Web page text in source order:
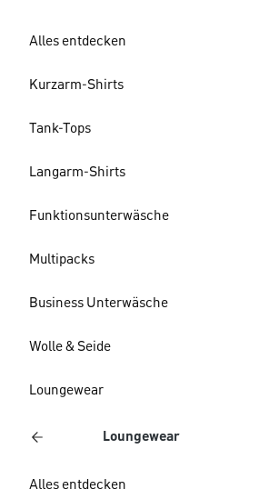
Alles entdecken
Kurzarm-Shirts
Tank-Tops
Langarm-Shirts
Funktionsunterwäsche
Multipacks
Business Unterwäsche
Wolle & Seide
Loungewear
Loungewear
Alles entdecken